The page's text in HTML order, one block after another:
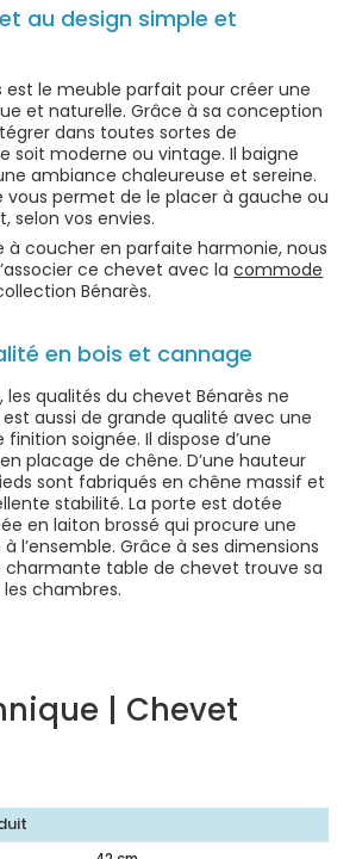
au design simple et
est le meuble parfait pour créer une
et naturelle. Grâce à sa conception
dans toutes sortes de
soit moderne ou vintage. Il baigne
ambiance chaleureuse et sereine.
vous permet de le placer à gauche ou
selon vos envies.
à coucher en parfaite harmonie, nous
ce chevet avec lacommode
Bénarès.
en bois et cannage
les qualités du chevet Bénarès ne
est aussi de grande qualité avec une
soignée. Il dispose d’une
placage de chêne. D’une hauteur
sont fabriqués en chêne massif et
stabilité. La porte est dotée
en laiton brossé qui procure une
l’ensemble. Grâce à ses dimensions
table de chevet trouve sa
chambres.